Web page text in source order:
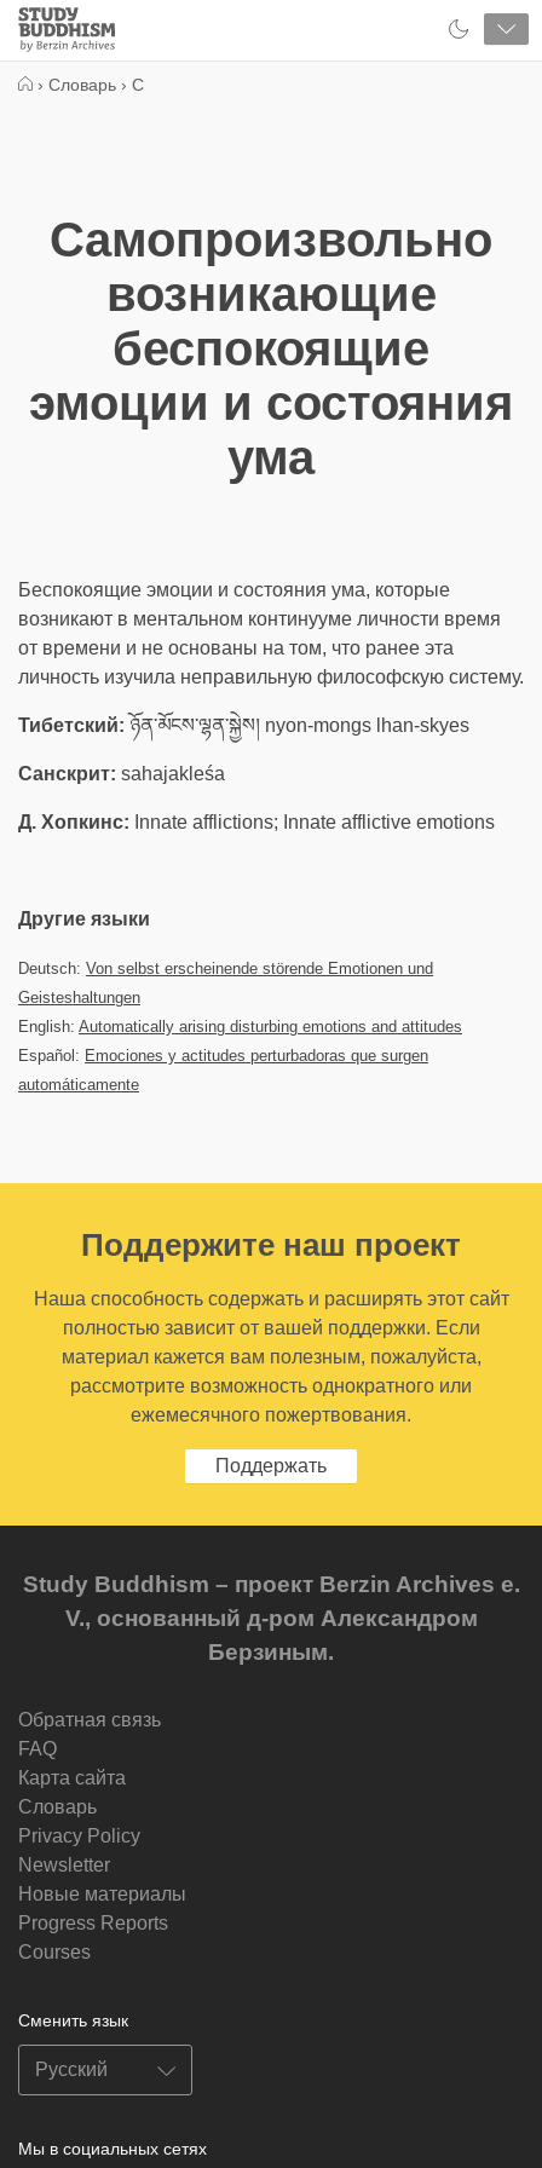
Close
Study
Buddhism
› Словарь › С
Самопроизвольно
возникающие
беспокоящие
эмоции и состояния
ума
Беспокоящие эмоции и состояния ума, которые
возникают в ментальном континууме личности время
от времени и не основаны на том, что ранее эта
личность изучила неправильную философскую систему.
Тибетский: ཉོན་མོངས་ལྷན་སྐྱེས། nyon-mongs lhan-skyes
Санскрит: sahajakleśa
Д. Хопкинс: Innate afflictions; Innate afflictive emotions
Другие языки
Deutsch: Von selbst erscheinende störende Emotionen und
Geisteshaltungen
English: Automatically arising disturbing emotions and attitudes
Español: Emociones y actitudes perturbadoras que surgen
automáticamente
Поддержите наш проект
Наша способность содержать и расширять этот сайт
полностью зависит от вашей поддержки. Если
материал кажется вам полезным, пожалуйста,
рассмотрите возможность однократного или
ежемесячного пожертвования.
Поддержать
Study Buddhism – проект Berzin Archives e.
V., основанный д-ром Александром
Берзиным.
Обратная связь
FAQ
Карта сайта
Словарь
Privacy Policy
Newsletter
Новые материалы
Progress Reports
Courses
Сменить язык
Мы в социальных сетях